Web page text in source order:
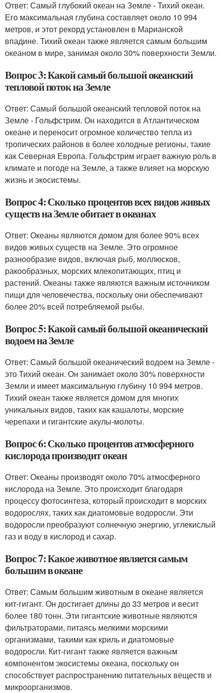
Ответ: Самый глубокий океан на Земле - Тихий океан.
Его максимальная глубина составляет около 10 994
метров, и этот рекорд установлен в Марианской
впадине. Тихий океан также является самым большим
океаном в мире, занимая около 30% поверхности Земли.
Вопрос 3: Какой самый большой океанский
тепловой поток на Земле
Ответ: Самый большой океанский тепловой поток на
Земле - Гольфстрим. Он находится в Атлантическом
океане и переносит огромное количество тепла из
тропических районов в более холодные регионы, такие
как Северная Европа. Гольфстрим играет важную роль в
климате и погоде на Земле, а также влияет на морскую
жизнь и экосистемы.
Вопрос 4: Сколько процентов всех видов живых
существ на Земле обитает в океанах
Ответ: Океаны являются домом для более 90% всех
видов живых существ на Земле. Это огромное
разнообразие видов, включая рыб, моллюсков,
ракообразных, морских млекопитающих, птиц и
растений. Океаны также являются важным источником
пищи для человечества, поскольку они обеспечивают
более 20% всей потребляемой рыбы.
Вопрос 5: Какой самый большой океанический
водоем на Земле
Ответ: Самый большой океанический водоем на Земле -
это Тихий океан. Он занимает около 30% поверхности
Земли и имеет максимальную глубину 10 994 метров.
Тихий океан также является домом для многих
уникальных видов, таких как кашалоты, морские
черепахи и гигантские акулы-молоты.
Вопрос 6: Сколько процентов атмосферного
кислорода производит океан
Ответ: Океаны производят около 70% атмосферного
кислорода на Земле. Это происходит благодаря
процессу фотосинтеза, который происходит в морских
водорослях, таких как диатомовые водоросли. Эти
водоросли преобразуют солнечную энергию, углекислый
газ и воду в кислород и сахар.
Вопрос 7: Какое животное является самым
большим в океане
Ответ: Самым большим животным в океане является
кит-гигант. Он достигает длины до 33 метров и весит
более 180 тонн. Эти гигантские животные являются
фильтраторами, питаясь мелкими морскими
организмами, такими как криль и диатомовые
водоросли. Кит-гигант также является важным
компонентом экосистемы океана, поскольку он
способствует распространению питательных веществ и
микроорганизмов.